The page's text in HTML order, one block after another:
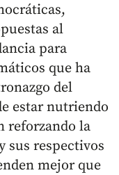
al
para
que ha
del
estar nutriendo
reforzando la
sus respectivos
mejor que